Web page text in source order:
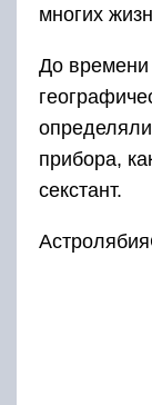
многих
До времени
прибора,
секстант.